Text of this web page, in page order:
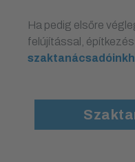
Ha pedig elsőre
felújítással,